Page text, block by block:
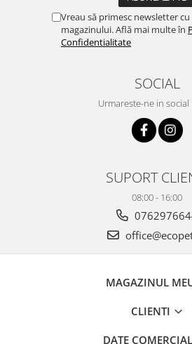
Vreau să primesc newsletter
magazinului. Află mai multe în
Confidentialitate
SOCIAL
Urmareste-ne in social
SUPORT
08:00 - 16:00
MAGAZINUL
CLIENTI
DATE